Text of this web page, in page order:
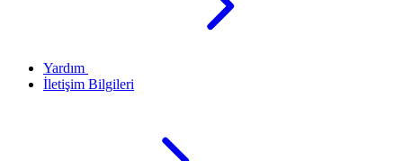
Yardım
İletişim Bilgileri